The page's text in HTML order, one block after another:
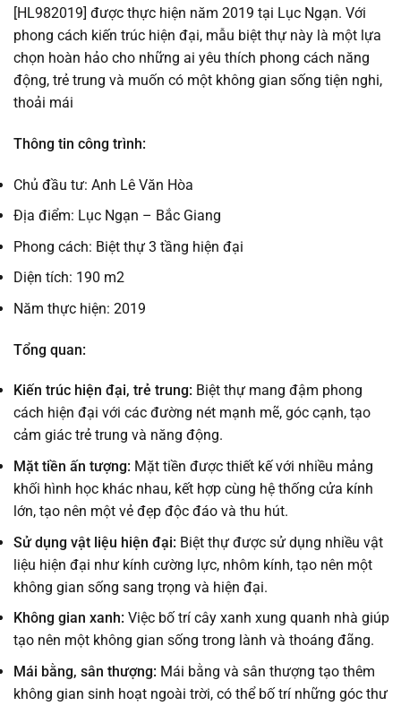
[HL982019] được thực hiện năm 2019 tại Lục Ngạn. Với
phong cách kiến trúc hiện đại, mẫu biệt thự này là một lựa
chọn hoàn hảo cho những ai yêu thích phong cách năng
động, trẻ trung và muốn có một không gian sống tiện nghi,
thoải mái
Thông tin công trình:
Chủ đầu tư: Anh Lê Văn Hòa
Địa điểm: Lục Ngạn – Bắc Giang
Phong cách: Biệt thự 3 tầng hiện đại
Diện tích: 190 m2
Năm thực hiện: 2019
Tổng quan:
Kiến trúc hiện đại, trẻ trung: Biệt thự mang đậm phong
cách hiện đại với các đường nét mạnh mẽ, góc cạnh, tạo
cảm giác trẻ trung và năng động.
Mặt tiền ấn tượng: Mặt tiền được thiết kế với nhiều mảng
khối hình học khác nhau, kết hợp cùng hệ thống cửa kính
lớn, tạo nên một vẻ đẹp độc đáo và thu hút.
Sử dụng vật liệu hiện đại: Biệt thự được sử dụng nhiều vật
liệu hiện đại như kính cường lực, nhôm kính, tạo nên một
không gian sống sang trọng và hiện đại.
Không gian xanh: Việc bố trí cây xanh xung quanh nhà giúp
tạo nên một không gian sống trong lành và thoáng đãng.
Mái bằng, sân thượng: Mái bằng và sân thượng tạo thêm
không gian sinh hoạt ngoài trời, có thể bố trí những góc thư